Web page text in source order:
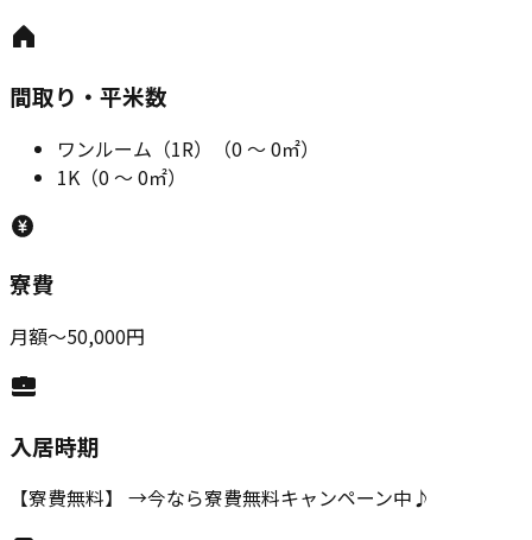
間取り・平米数
ワンルーム（1R） （0～0㎡）
1K （0～0㎡）
寮費
月額〜50,000円
入居時期
【寮費無料】 →今なら寮費無料キャンペーン中♪